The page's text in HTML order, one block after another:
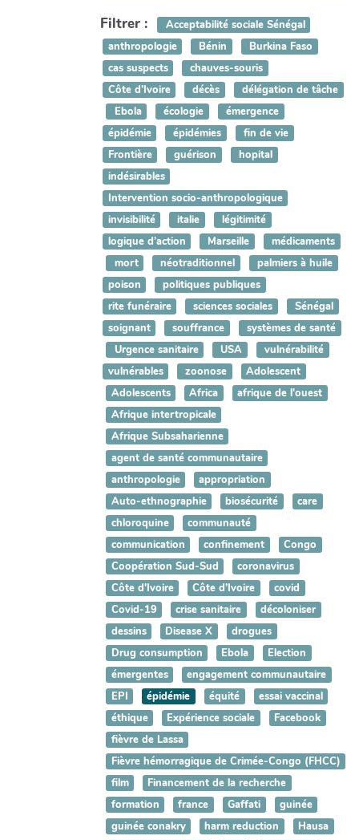
Filtrer :
Acceptabilité sociale Sénégal
anthropologie
Bénin
Burkina Faso
cas suspects
chauves-souris
Côte d’Ivoire
décès
délégation de tâche
Ebola
écologie
émergence
épidémie
épidémies
fin de vie
Frontière
guérison
hopital
indésirables
Intervention socio-anthropologique
invisibilité
italie
légitimité
logique d’action
Marseille
médicaments
mort
néotraditionnel
palmiers à huile
poison
politiques publiques
rite funéraire
sciences sociales
Sénégal
soignant
souffrance
systèmes de santé
Urgence sanitaire
USA
vulnérabilité
vulnérables
zoonose
Adolescent
Adolescents
Africa
afrique de l'ouest
Afrique intertropicale
Afrique Subsaharienne
agent de santé communautaire
anthropologie
appropriation
Auto-ethnographie
biosécurité
care
chloroquine
communauté
communication
confinement
Congo
Coopération Sud-Sud
coronavirus
Côte d'Ivoire
Côte d’Ivoire
covid
Covid-19
crise sanitaire
décoloniser
dessins
Disease X
drogues
Drug consumption
Ebola
Election
émergentes
engagement communautaire
EPI
épidémie équité
essai vaccinal
éthique
Expérience sociale
Facebook
fièvre de Lassa
Fièvre hémorragique de Crimée-Congo (FHCC)
film
Financement de la recherche
formation
france Gaffati
guinée
guinée conakry
harm reduction
Hausa